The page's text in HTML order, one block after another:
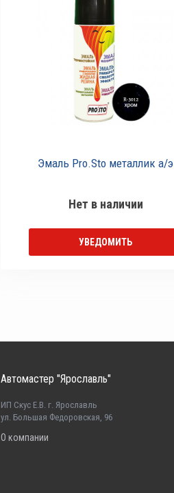
Эмаль Pro.Sto металлик а/э
Нет в наличии
УВЕДОМИТЬ
Автомастер "Ярославль"
ИП Скус Е.В. г. Ярославль
ул. Большая Федоровская, 96
О компании